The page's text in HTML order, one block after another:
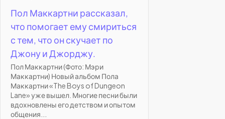
Пол Маккартни рассказал,
что помогает ему смириться
с тем, что он скучает по
Джону и Джорджу.
Пол Маккартни (Фото: Мэри
Маккартни) Новый альбом Пола
Маккартни «The Boys of Dungeon
Lane» уже вышел. Многие песни были
вдохновлены его детством и опытом
общения...